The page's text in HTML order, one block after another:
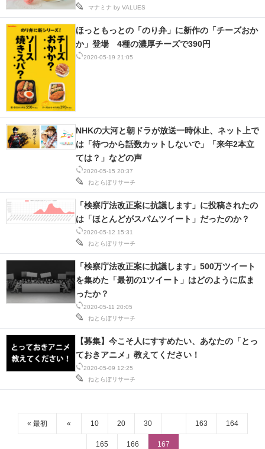
マナミナ by VALUES
2020-05-19 21:05
ほっともっとの「のり弁」に新作の「チーズおか
か」登場 4種の濃厚チーズで390円
2020-05-15 20:37
ねとらぼリサーチ
NHKの大河と朝ドラが放送一時休止、ネット上で
は「待つから話数カットしないで」「来年2本立
ては？」などの声
2020-05-12 15:31
ねとらぼリサーチ
「検察庁法改正案に抗議します」に投稿されたの
は「ほとんどがスパムツイート」だったのか？
2020-05-11 20:05
ねとらぼリサーチ
「検察庁法改正案に抗議します」500万ツイート
を集めた「最初の1ツイート」はどのように広ま
ったか？
2020-05-09 12:25
ねとらぼリサーチ
【募集】今こそ人にすすめたい、あなたの「とっ
ておきアニメ」教えてください！
« 最初 « 10 20 30 163 164
165 166 167